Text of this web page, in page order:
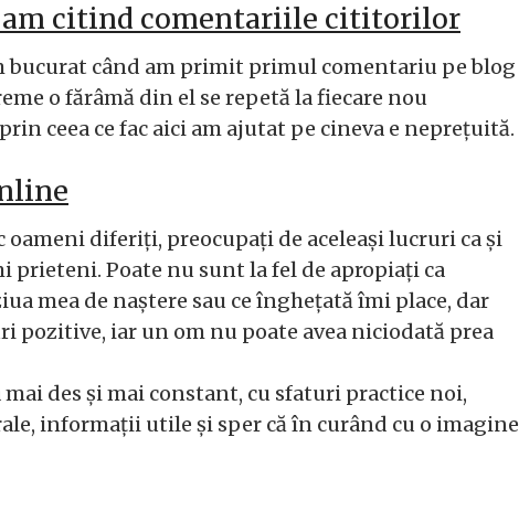
am citind comentariile cititorilor
bucurat când am primit primul comentariu pe blog
o fărâmă din el se repetă la fiecare nou
ceea ce fac aici am ajutat pe cineva e neprețuită.
oameni diferiți, preocupați de aceleași lucruri ca și
prieteni. Poate nu sunt la fel de apropiați ca
mea de naștere sau ce înghețată îmi place, dar
pozitive, iar un om nu poate avea niciodată prea
mai des și mai constant, cu sfaturi practice noi,
informații utile și sper că în curând cu o imagine